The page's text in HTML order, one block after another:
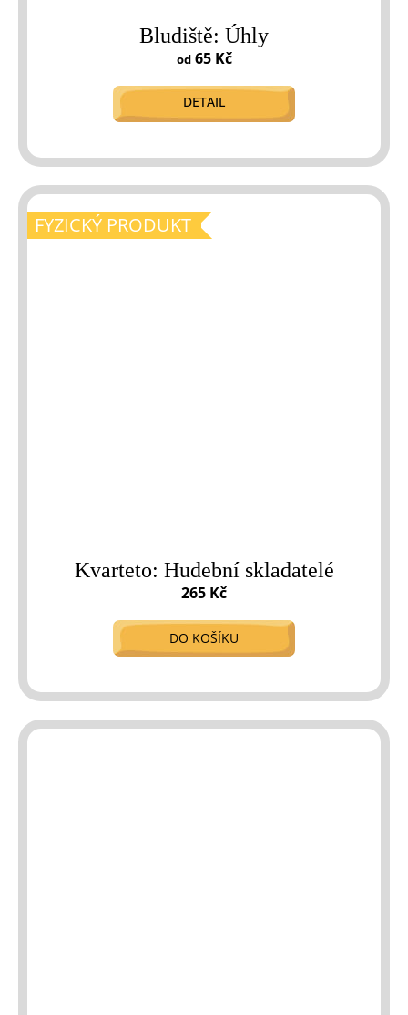
Bludiště: Úhly
od65 Kč
DETAIL
FYZICKÝ PRODUKT
Kvarteto: Hudební skladatelé
265 Kč
DO KOŠÍKU